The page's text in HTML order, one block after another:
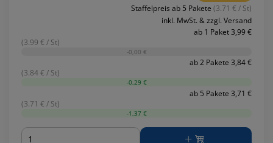
Staffelpreis ab 5 Pakete (3.71 € / St)
inkl. MwSt. & zzgl. Versand
ab 1 Paket 3,99 €
(3.99 € / St)
-0,00 €
ab 2 Pakete 3,84 €
(3.84 € / St)
-0,29 €
ab 5 Pakete 3,71 €
(3.71 € / St)
-1,37 €
Menge